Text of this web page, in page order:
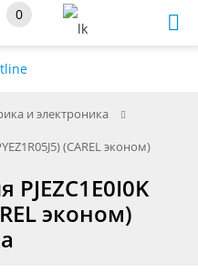
0
и электроника
(CAREL эконом)
эконом)